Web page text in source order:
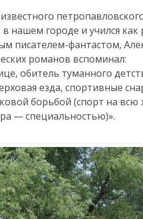
нашем городе и учился как
писателем-фантастом,
романов вспоминал:
обитель туманного
езда, спортивные
борьбой (спорт на всю
— специальностью)».